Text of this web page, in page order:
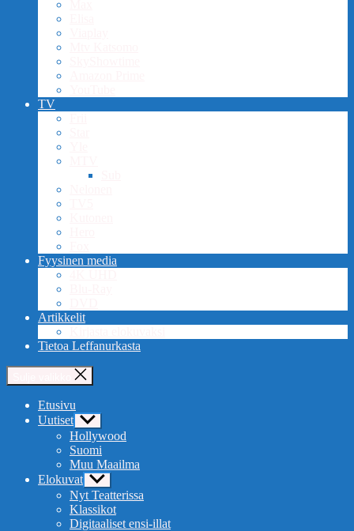
TV
Fyysinen media
Artikkelit
Tietoa Leffanurkasta
Etusivu
Uutiset Näytä
alavalikko
Hollywood
Suomi
Muu Maailma
Elokuvat Näytä
alavalikko
Nyt Teatterissa
Klassikot
Digitaaliset ensi-illat